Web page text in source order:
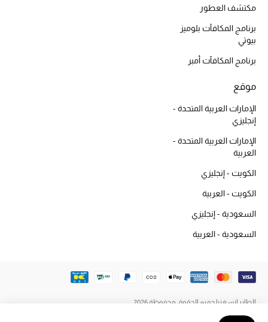
دليل مستلزمات الجمال
تسوقوا أحدث الماركات
عرض جميع المنتجات
الموسم الجديد
مكتشف العطور
برنامج المكافآت بلوميز
بيوتي
برنامج المكافآت أمبر
موقع
الإمارات العربية المتحدة -
إنجليزي
الإمارات العربية المتحدة -
العربية
الكويت - إنجليزي
الكويت - العربية
السعودية - إنجليزي
السعودية - العربية
الطاير إنسغنيا جميع الحقوق محفوظة 2026